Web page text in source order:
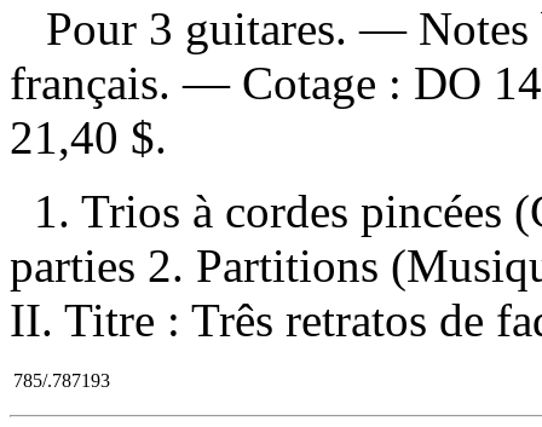
Pour 3 guitares. — Notes
français. — Cotage : DO
21,40 $.
1. Trios à cordes
parties 2. Partitions
II. Titre : Três retratos de
785/.787193